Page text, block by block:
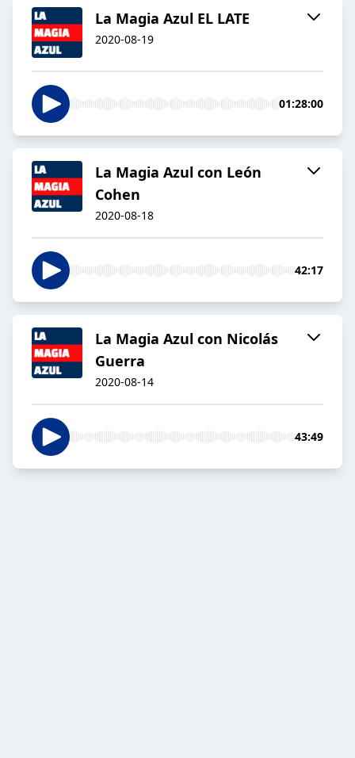
La Magia Azul EL LATE
2020-08-19
01:28:00
La Magia Azul con León
Cohen
2020-08-18
42:17
La Magia Azul con Nicolás
Guerra
2020-08-14
43:49